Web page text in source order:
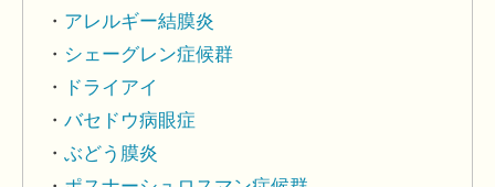
アレルギー結膜炎
シェーグレン症候群
ドライアイ
バセドウ病眼症
ぶどう膜炎